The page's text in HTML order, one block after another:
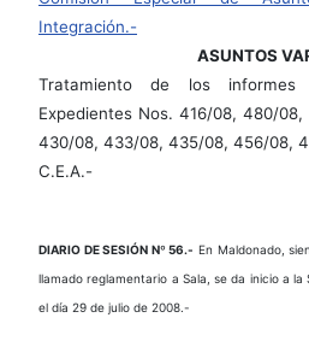
Integración.-
ASUNTOS
Tratamiento de los
Expedientes Nos. 416/08, 480/
430/08, 433/08, 435/08, 456/08,
C.E.A.-
DIARIO DE SESIÓN Nº 56.- En Maldonado,
llamado reglamentario a Sala, se da inicio a
el día 29 de julio de 2008.-